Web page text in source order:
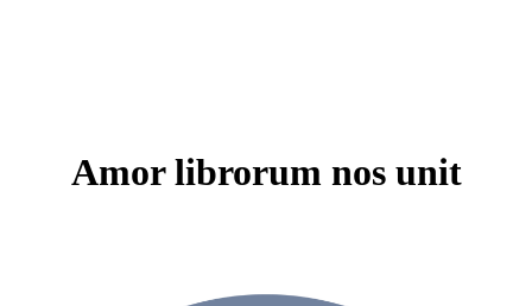
Amor librorum nos unit